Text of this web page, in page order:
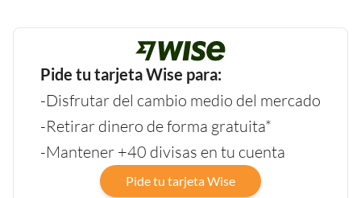
Pide tu tarjeta Wise para:
-Disfrutar del cambio medio del mercado
-Retirar dinero de forma gratuita*
-Mantener +40 divisas en tu cuenta
Pide tu tarjeta Wise